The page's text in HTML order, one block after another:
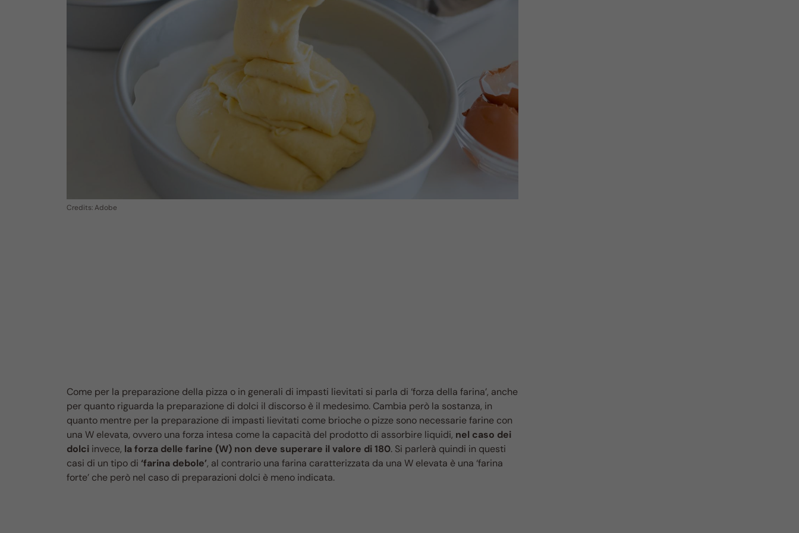
Credits: Adobe
Come per la preparazione della pizza o in generali di impasti lievitati si parla di ‘forza della farina’, anche
per quanto riguarda la preparazione di dolci il discorso è il medesimo. Cambia però la sostanza, in
quanto mentre per la preparazione di impasti lievitati come brioche o pizze sono necessarie farine con
una W elevata, ovvero una forza intesa come la capacità del prodotto di assorbire liquidi, nel caso dei
dolci invece, la forza delle farine (W) non deve superare il valore di 180. Si parlerà quindi in questi
casi di un tipo di ‘farina debole’, al contrario una farina caratterizzata da una W elevata è una ‘farina
forte’ che però nel caso di preparazioni dolci è meno indicata.